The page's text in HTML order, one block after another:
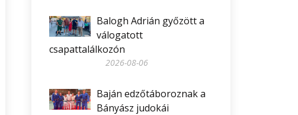
Balogh Adrián győzött a
válogatott
csapattalálkozón
2026-08-06
Baján edzőtáboroznak a
Bányász judokái